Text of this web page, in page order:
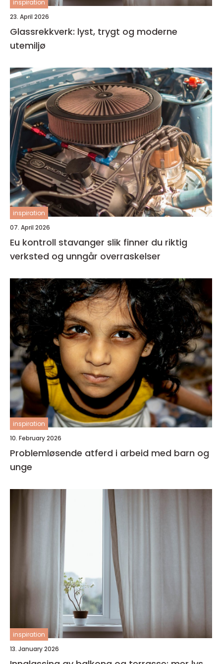
inspiration
23. April 2026
Glassrekkverk: lyst, trygt og moderne
utemiljø
inspiration
07. April 2026
Eu kontroll stavanger slik finner du riktig
verksted og unngår overraskelser
inspiration
10. February 2026
Problemløsende atferd i arbeid med barn og
unge
inspiration
13. January 2026